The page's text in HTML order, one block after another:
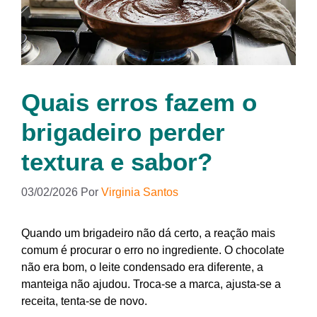
Quais erros fazem o
brigadeiro perder
textura e sabor?
03/02/2026 Por Virginia Santos
Quando um brigadeiro não dá certo, a reação mais
comum é procurar o erro no ingrediente. O chocolate
não era bom, o leite condensado era diferente, a
manteiga não ajudou. Troca-se a marca, ajusta-se a
receita, tenta-se de novo.